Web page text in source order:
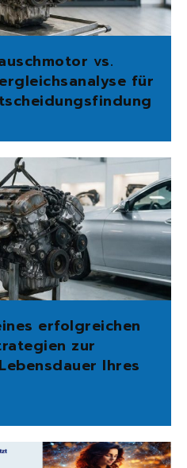
vs.
für
erfolgreichen
zur
Ihres